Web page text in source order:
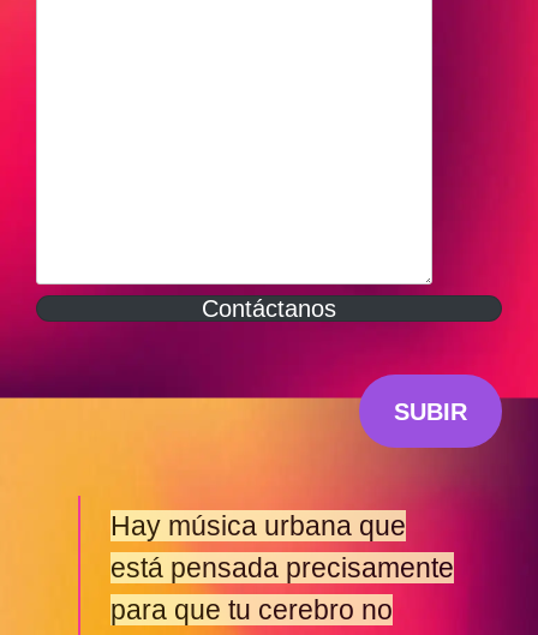
Contáctanos
SUBIR
Hay música urbana que
está pensada precisamente
para que tu cerebro no